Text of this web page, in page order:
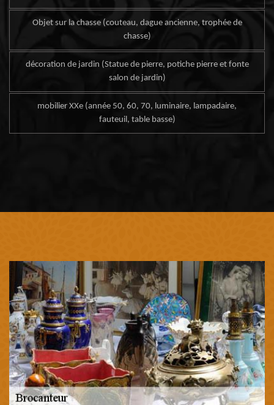
Objet sur la chasse (couteau, dague ancienne, trophée de
chasse)
décoration de jardin (Statue de pierre, potiche pierre et fonte
salon de jardin)
mobilier XXe (année 50, 60, 70, luminaire, lampadaire,
fauteuil, table basse)